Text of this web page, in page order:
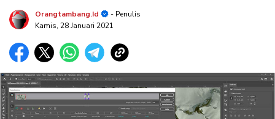
Orangtambang.id
- Penulis
Kamis, 28 Januari 2021